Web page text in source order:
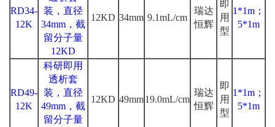
RD34-
12K
装，直径
34mm，截
留分子量
12KD
12KD 34mm 9.1mL/cm
瑞达
恒辉
即
用
型
1*1m；
5*1m
RD49-
12K
科研即用
透析套
装，直径
49mm，截
留分子量
12KD 49mm19.0mL/cm
瑞达
恒辉
即
用
型
1*1m；
5*1m